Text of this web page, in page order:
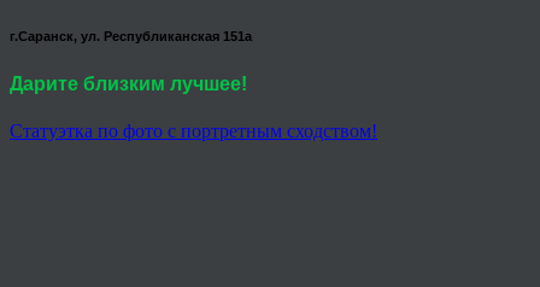
г.Саранск, ул. Республиканская 151а
Дарите близким лучшее!
Статуэтка по фото с портретным сходством!